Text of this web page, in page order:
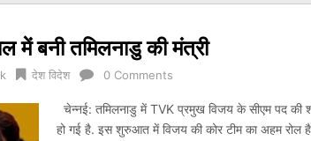
में बनी तमिलनाडु की मंत्री
देश विदेश 0 Comments
चेन्नई: तमिलनाडु में TVK प्रमुख विजय के सीएम पद
हो गई है. इस शुरुआत में विजय की कोर टीम का अहम रोल